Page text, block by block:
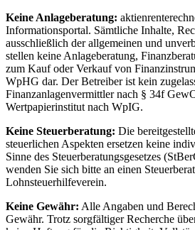
Keine Anlageberatung:
Informationsportal. Sämtliche Inhalte,
ausschließlich der allgemeinen und
stellen keine Anlageberatung,
zum Kauf oder Verkauf von
WpHG dar. Der Betreiber ist kein
Finanzanlagenvermittler nach § 34f
Wertpapierinstitut nach WpIG.
Keine Steuerberatung: Die
steuerlichen Aspekten ersetzen keine
Sinne des Steuerberatungsgesetzes
wenden Sie sich bitte an einen
Lohnsteuerhilfeverein.
Keine Gewähr: Alle Angaben und
Gewähr. Trotz sorgfältiger Recherche